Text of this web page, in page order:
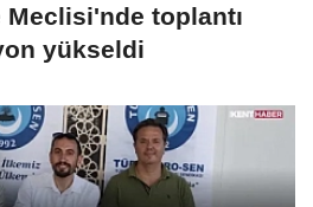
toplantı
yükseldi